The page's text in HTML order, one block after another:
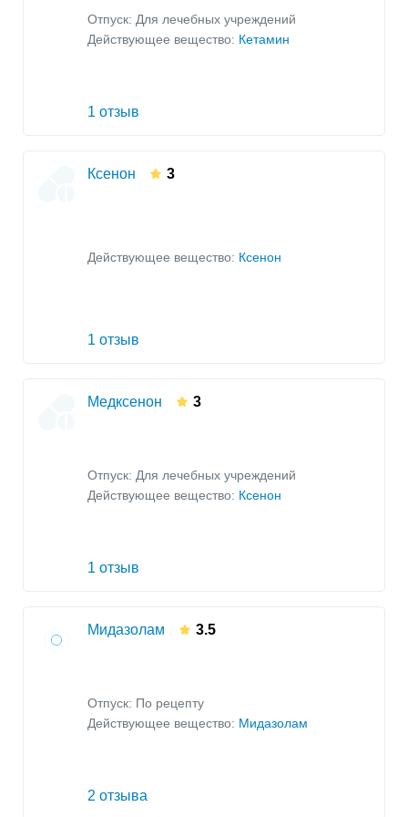
Отпуск: Для лечебных учреждений
Действующее вещество: Кетамин
1 отзыв
Ксенон 3
Действующее вещество: Ксенон
1 отзыв
Медксенон 3
Отпуск: Для лечебных учреждений
Действующее вещество: Ксенон
1 отзыв
Мидазолам 3.5
Отпуск: По рецепту
Действующее вещество: Мидазолам
2 отзыва